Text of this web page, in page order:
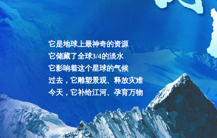
它是地球上最神奇的资源
它储藏了全球3/4的淡水
它影响着这个星球的气候
过去，它雕塑景观、释放灾难
今天，它补给江河、孕育万物